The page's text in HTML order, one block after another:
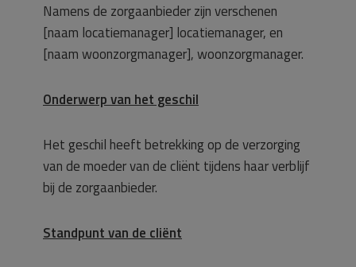
Namens de zorgaanbieder zijn verschenen
[naam locatiemanager] locatiemanager, en
[naam woonzorgmanager], woonzorgmanager.
Onderwerp van het geschil
Het geschil heeft betrekking op de verzorging
van de moeder van de cliënt tijdens haar verblijf
bij de zorgaanbieder.
Standpunt van de cliënt